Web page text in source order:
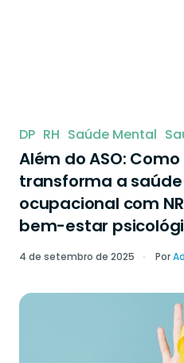
DP RH Saúde Mental
Além do ASO:
transforma a saúde
ocupacional com
bem-estar
4 de setembro de 2025 Por